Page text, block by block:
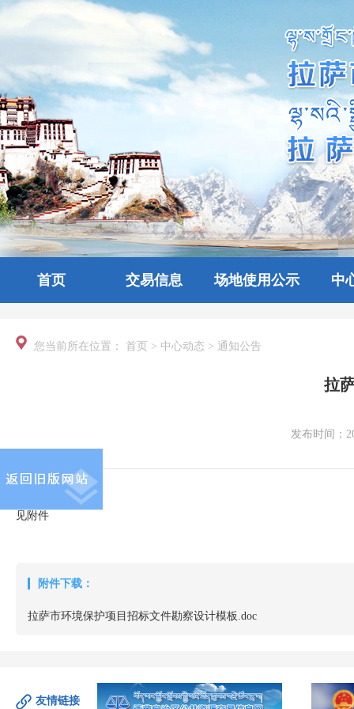
首页 交易信息 场地使用公示 中
您当前所在位置： 首页 > 中心动态 > 通知公告
拉
发布时间：
见附件
附件下载：
拉萨市环境保护项目招标文件勘察设计模板.doc
友情链接